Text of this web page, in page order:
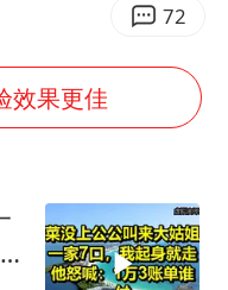
东航：国内客票提前14天免费退改
日本试射“战斧”导弹，国防部回应
名创优品回应女子吐槽内裤质量差
新局
72
效果更佳